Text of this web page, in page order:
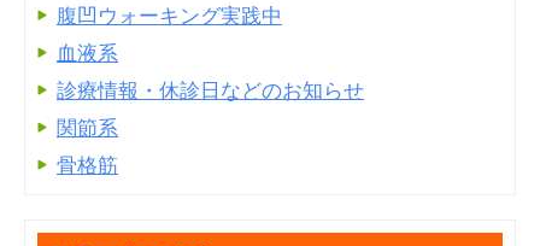
腹凹ウォーキング実践中
血液系
診療情報・休診日などのお知らせ
関節系
骨格筋